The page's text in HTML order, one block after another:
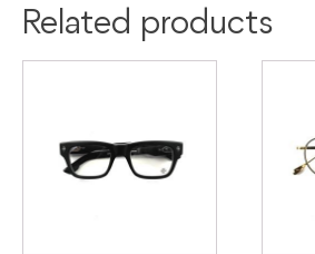
Related products